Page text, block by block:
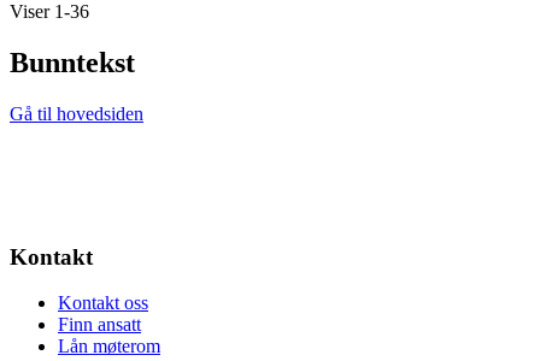
Viser 1-36
Bunntekst
Gå til hovedsiden
Kontakt
Kontakt oss
Finn ansatt
Lån møterom